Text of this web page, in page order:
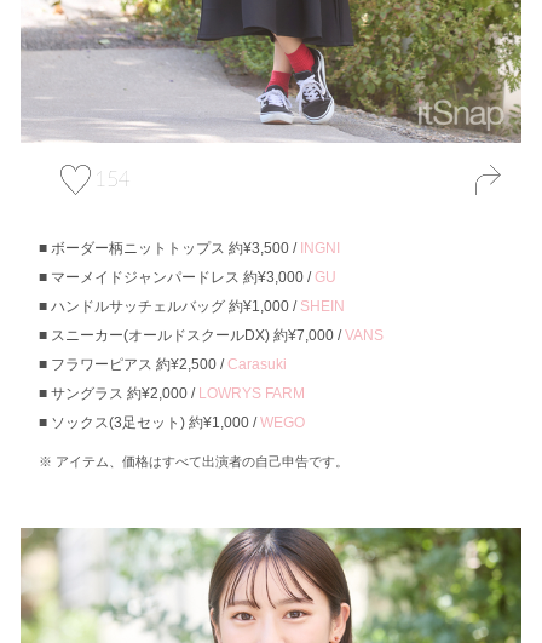
154
ボーダー柄ニットトップス 約¥3,500 / INGNI
マーメイドジャンパードレス 約¥3,000 /GU
ハンドルサッチェルバッグ 約¥1,000 / SHEIN
スニーカー(オールドスクールDX) 約¥7,000 /VANS
フラワーピアス 約¥2,500 /Carasuki
サングラス 約¥2,000 / LOWRYS FARM
ソックス(3足セット) 約¥1,000 /WEGO
アイテム、価格はすべて出演者の自己申告です。